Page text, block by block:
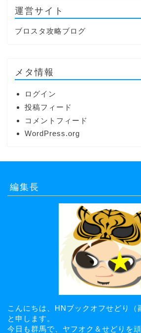
運営サイト
ブロスタ攻略ブログ
メタ情報
ログイン
投稿フィード
コメントフィード
WordPress.org
編集長
こんにちは、HNブックオフせどり（
と申します。
今日も群馬で、ヤフオク＆せどりを